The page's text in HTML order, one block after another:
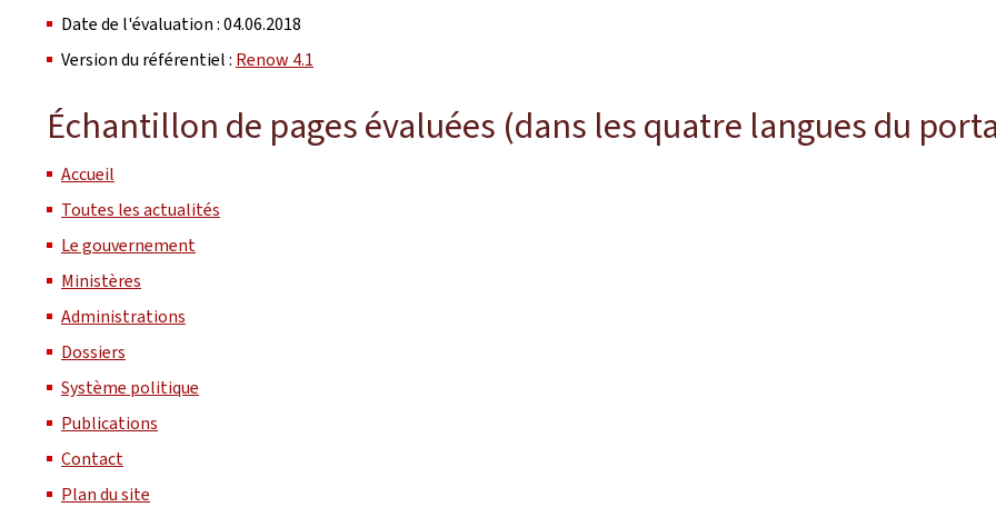
Date de l'évaluation : 04.06.2018
Version du référentiel : Renow 4.1
Échantillon de pages évaluées (dans les quatre langues du
Accueil
Toutes les actualités
Le gouvernement
Ministères
Administrations
Dossiers
Système politique
Publications
Contact
Plan du site